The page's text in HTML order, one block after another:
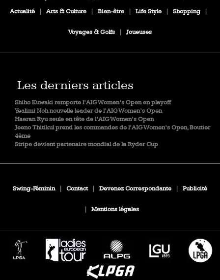
Actualité Arts & Culture Bien-être Life Style Shopping
Voyages & Golfs Joueuses
Les derniers articles
Shiho Kuwaki remporte l’AIG Women’s Open en playoff
Yealimi Noh nouvelle leader de l’AIG Women’s Open
Haeran Ryu seule en tête de l’AIG Women’s Open
Jeeno Thitikul prend les commandes de l’AIG Women’s Open, Boutier
4ème
Stripe devient partenaire mondial de la Ryder Cup
Swing-Féminin Contact Devenez Correspondante Publicité
Mentions légales